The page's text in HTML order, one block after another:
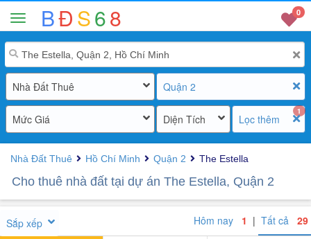
BĐS68 0
Nhà Đất Thuê Quận 2
Mức Giá Diện Tích
1
Lọc thêm
Nhà Đất Thuê Hồ Chí Minh Quận 2 The Estella
Cho thuê nhà đất tại dự án The Estella, Quận 2
Sắp xếp Hôm nay 1 | Tất cả 29